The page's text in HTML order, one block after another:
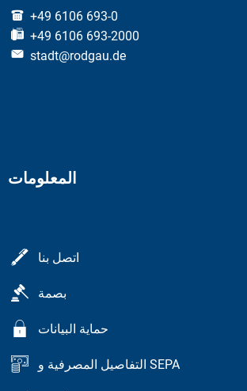
+49 6106 693-0
+49 6106 693-2000
stadt@rodgau.de
المعلومات
اتصل بنا
بصمة
حماية البيانات
التفاصيل المصرفية و SEPA